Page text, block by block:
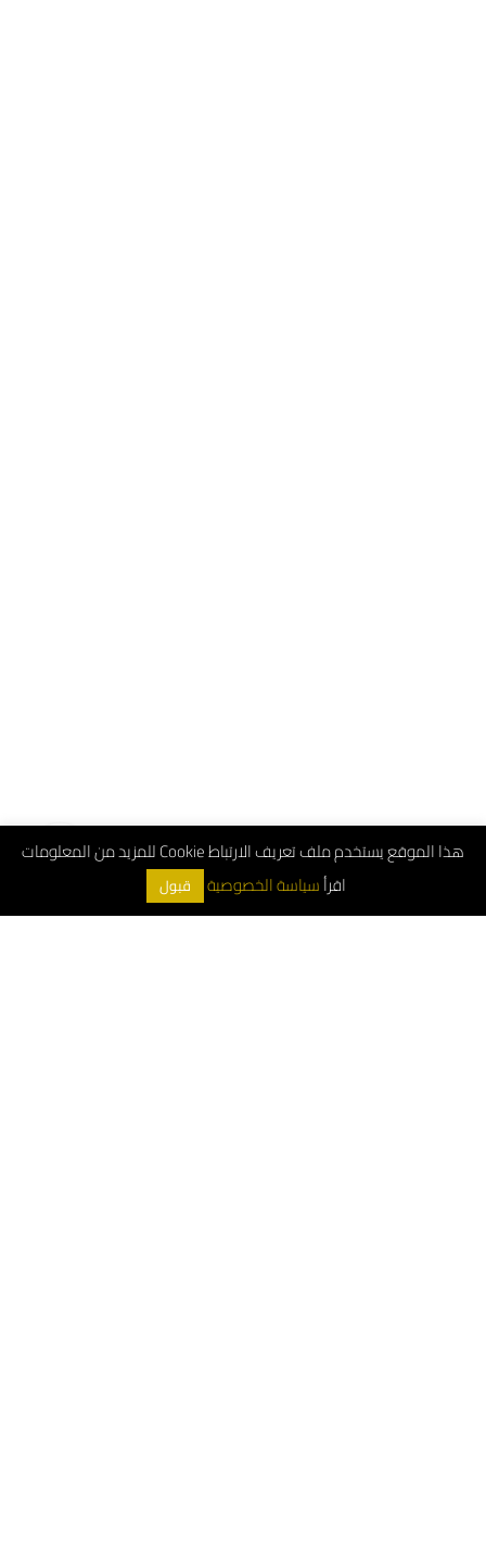
هذا الموقع يستخدم ملف تعريف الارتباط Cookie للمزيد من المعلومات
اقرأسياسة الخصوصية قبول